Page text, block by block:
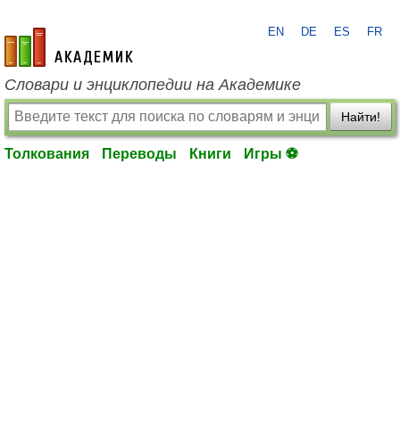
academic.ru
EN DE ES FR
Словари и энциклопедии на Академике
Найти!
Толкования Переводы Книги Игры ⚽